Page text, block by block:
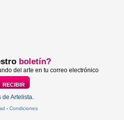
boletín?
del arte en tu correo electrónico
de Artelista.
- Condiciones